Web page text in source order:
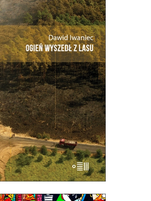
Z LASU